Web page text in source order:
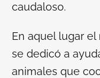
caudaloso.
En aquel lugar
se dedicó a
animales que